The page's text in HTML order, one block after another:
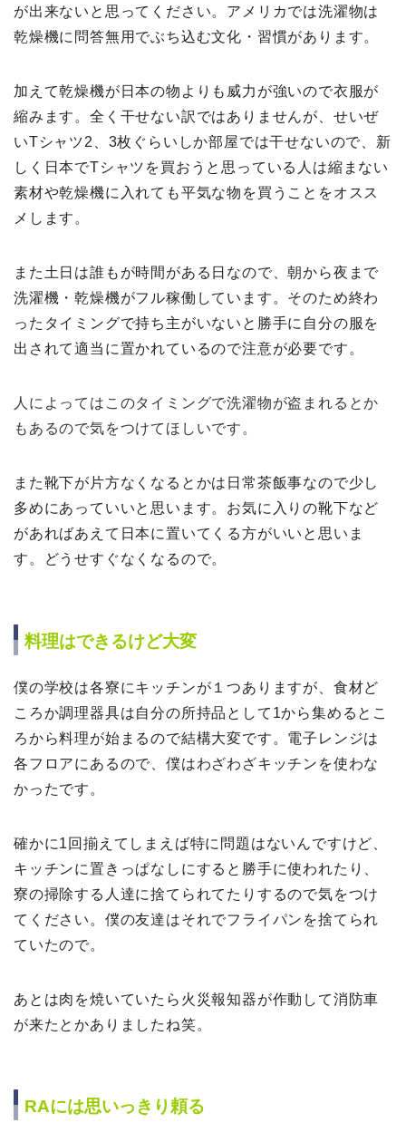
が出来ないと思ってください。アメリカでは洗濯物は
乾燥機に問答無用でぶち込む文化・習慣があります。
加えて乾燥機が日本の物よりも威力が強いので衣服が
縮みます。全く干せない訳ではありませんが、せいぜ
いTシャツ2、3枚ぐらいしか部屋では干せないので、新
しく日本でTシャツを買おうと思っている人は縮まない
素材や乾燥機に入れても平気な物を買うことをオスス
メします。
また土日は誰もが時間がある日なので、朝から夜まで
洗濯機・乾燥機がフル稼働しています。そのため終わ
ったタイミングで持ち主がいないと勝手に自分の服を
出されて適当に置かれているので注意が必要です。
人によってはこのタイミングで洗濯物が盗まれるとか
もあるので気をつけてほしいです。
また靴下が片方なくなるとかは日常茶飯事なので少し
多めにあっていいと思います。お気に入りの靴下など
があればあえて日本に置いてくる方がいいと思いま
す。どうせすぐなくなるので。
料理はできるけど大変
僕の学校は各寮にキッチンが１つありますが、食材ど
ころか調理器具は自分の所持品として1から集めるとこ
ろから料理が始まるので結構大変です。電子レンジは
各フロアにあるので、僕はわざわざキッチンを使わな
かったです。
確かに1回揃えてしまえば特に問題はないんですけど、
キッチンに置きっぱなしにすると勝手に使われたり、
寮の掃除する人達に捨てられてたりするので気をつけ
てください。僕の友達はそれでフライパンを捨てられ
ていたので。
あとは肉を焼いていたら火災報知器が作動して消防車
が来たとかありましたね笑。
RAには思いっきり頼る